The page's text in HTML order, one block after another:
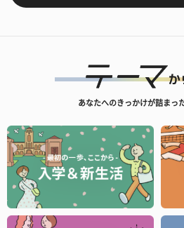
あなたへのきっかけが詰まっ